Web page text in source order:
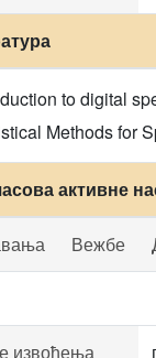
to digital
Methods for
активне
Вежбе
извођења